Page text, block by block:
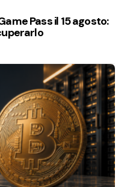
Pass il 15 agosto: